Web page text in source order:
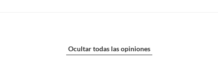
Ocultar todas las opiniones